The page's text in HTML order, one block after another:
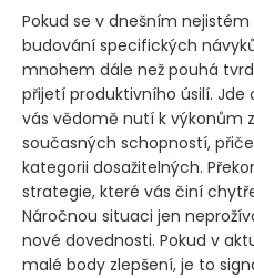
Pokud se v dnešním
budování specifických
mnohem dále než pouhá
přijetí produktivního úsilí. Jde
vás vědomě nutí k výkonům
současných schopností,
kategorii dosažitelných.
strategie, které vás činí
Náročnou situaci jen
nové dovednosti. Pokud v
malé body zlepšení, je to